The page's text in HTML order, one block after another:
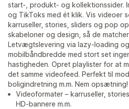
start-, produkt- og kollektionssider.
og TikToks med ét klik. Vis videoer
karruseller, stories, sliders og pop
skabeloner og design, så de
Letvægtslevering via lazy-loading
mobilbåndbredde med stort set
hastigheden. Opret playlister for at
det samme videofeed. Perfekt til
boligindretning m.m. Nem opsætning!
Videoformater – karruseller,
HD-bannere m.m.